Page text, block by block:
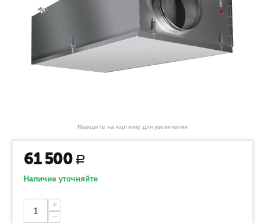
Наведите на картинку для увеличения
61 500 Р
Наличие уточняйте
+
−